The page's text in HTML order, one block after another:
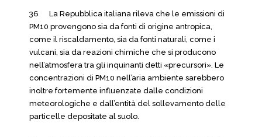
36 La Repubblica italiana rileva che le emissioni di
PM10 provengono sia da fonti di origine antropica,
come il riscaldamento, sia da fonti naturali, come i
vulcani, sia da reazioni chimiche che si producono
nell’atmosfera tra gli inquinanti detti «precursori». Le
concentrazioni di PM10 nell’aria ambiente sarebbero
inoltre fortemente influenzate dalle condizioni
meteorologiche e dall’entità del sollevamento delle
particelle depositate al suolo.